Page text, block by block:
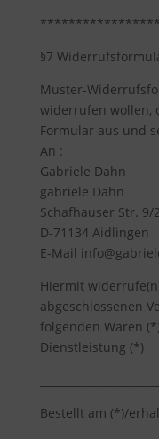
§7
Muster-
widerrufen wollen,
Formular aus und
An :
Gabriele Dahn
gabriele Dahn
Schafhauser Str. 9/2
D-71134 Aidlingen
E-Mail
Hiermit
abgeschlossenen
folgenden Waren
Dienstleistung (*)
Bestellt am (*)/